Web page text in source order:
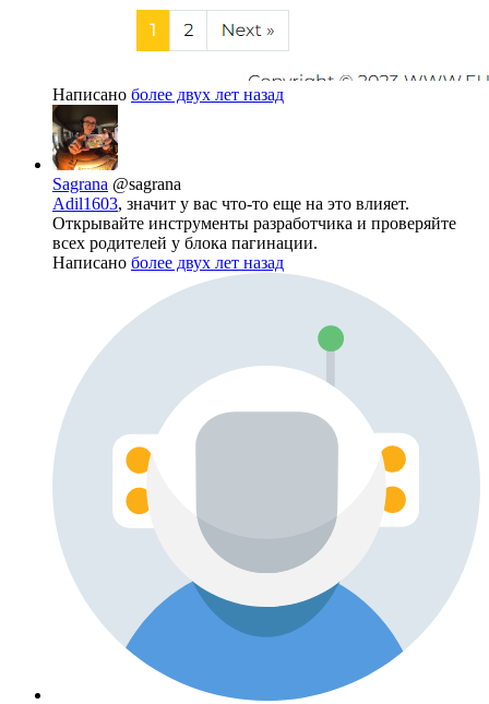
Написано более двух лет назад
Sagrana @sagrana
Adil1603, значит у вас что-то еще на это влияет.
Открывайте инструменты разработчика и проверяйте
всех родителей у блока пагинации.
Написано более двух лет назад